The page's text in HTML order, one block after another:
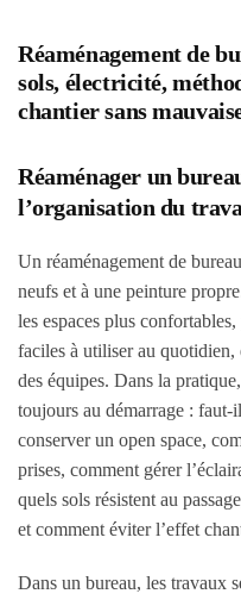
Réaménagement de
sols, électricité,
chantier sans
Réaménager un
l’organisation du
Un réaménagement de
neufs et à une peinture
les espaces plus
faciles à utiliser au quotidien,
des équipes. Dans la
toujours au démarrage : faut-
conserver un open space,
prises, comment gérer
quels sols résistent au
et comment éviter l’effet
Dans un bureau, les travaux